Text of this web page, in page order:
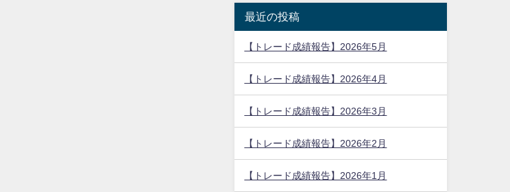
最近の投稿
【トレード成績報告】2026年5月
【トレード成績報告】2026年4月
【トレード成績報告】2026年3月
【トレード成績報告】2026年2月
【トレード成績報告】2026年1月